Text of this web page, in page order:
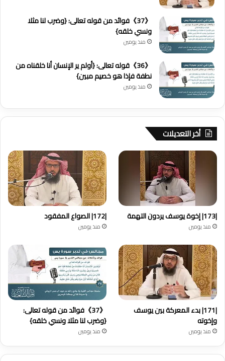
《37》فوائد من قوله تعالى: {وضرب لنا مثلا
ونسي خلقه}
منذ يومين
《36》قوله تعالى: {أولم ير الإنسان أنا خلقناه من
نطفة فإذا هو خصيم مبين}
منذ يومين
أخر التعديلات
|173| إخوة يوسف يردون التهمة
منذ يومين
|172| الصواع المفقود
منذ يومين
|171| بدء المعركة بين يوسف
وإخوته
منذ يومين
《37》فوائد من قوله تعالى:
{وضرب لنا مثلا ونسي خلقه}
منذ يومين